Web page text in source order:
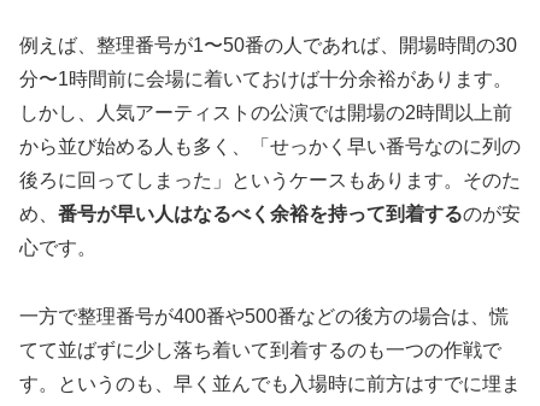
例えば、整理番号が1〜50番の人であれば、開場時間の30
分〜1時間前に会場に着いておけば十分余裕があります。
しかし、人気アーティストの公演では開場の2時間以上前
から並び始める人も多く、「せっかく早い番号なのに列の
後ろに回ってしまった」というケースもあります。そのた
め、 番号が早い人はなるべく余裕を持って到着するのが安
心です。
一方で整理番号が400番や500番などの後方の場合は、慌
てて並ばずに少し落ち着いて到着するのも一つの作戦で
す。というのも、早く並んでも入場時に前方はすでに埋ま